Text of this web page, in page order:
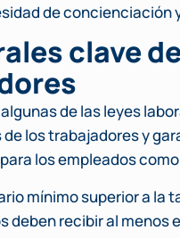
de concienciación
clave
de las leyes
los trabajadores y
los empleados
mínimo superior a la
deben recibir al menos